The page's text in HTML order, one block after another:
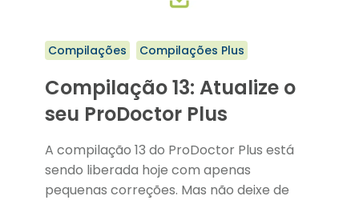
Compilações Compilações Plus
Compilação 13: Atualize o
seu ProDoctor Plus
A compilação 13 do ProDoctor Plus está
sendo liberada hoje com apenas
pequenas correções. Mas não deixe de